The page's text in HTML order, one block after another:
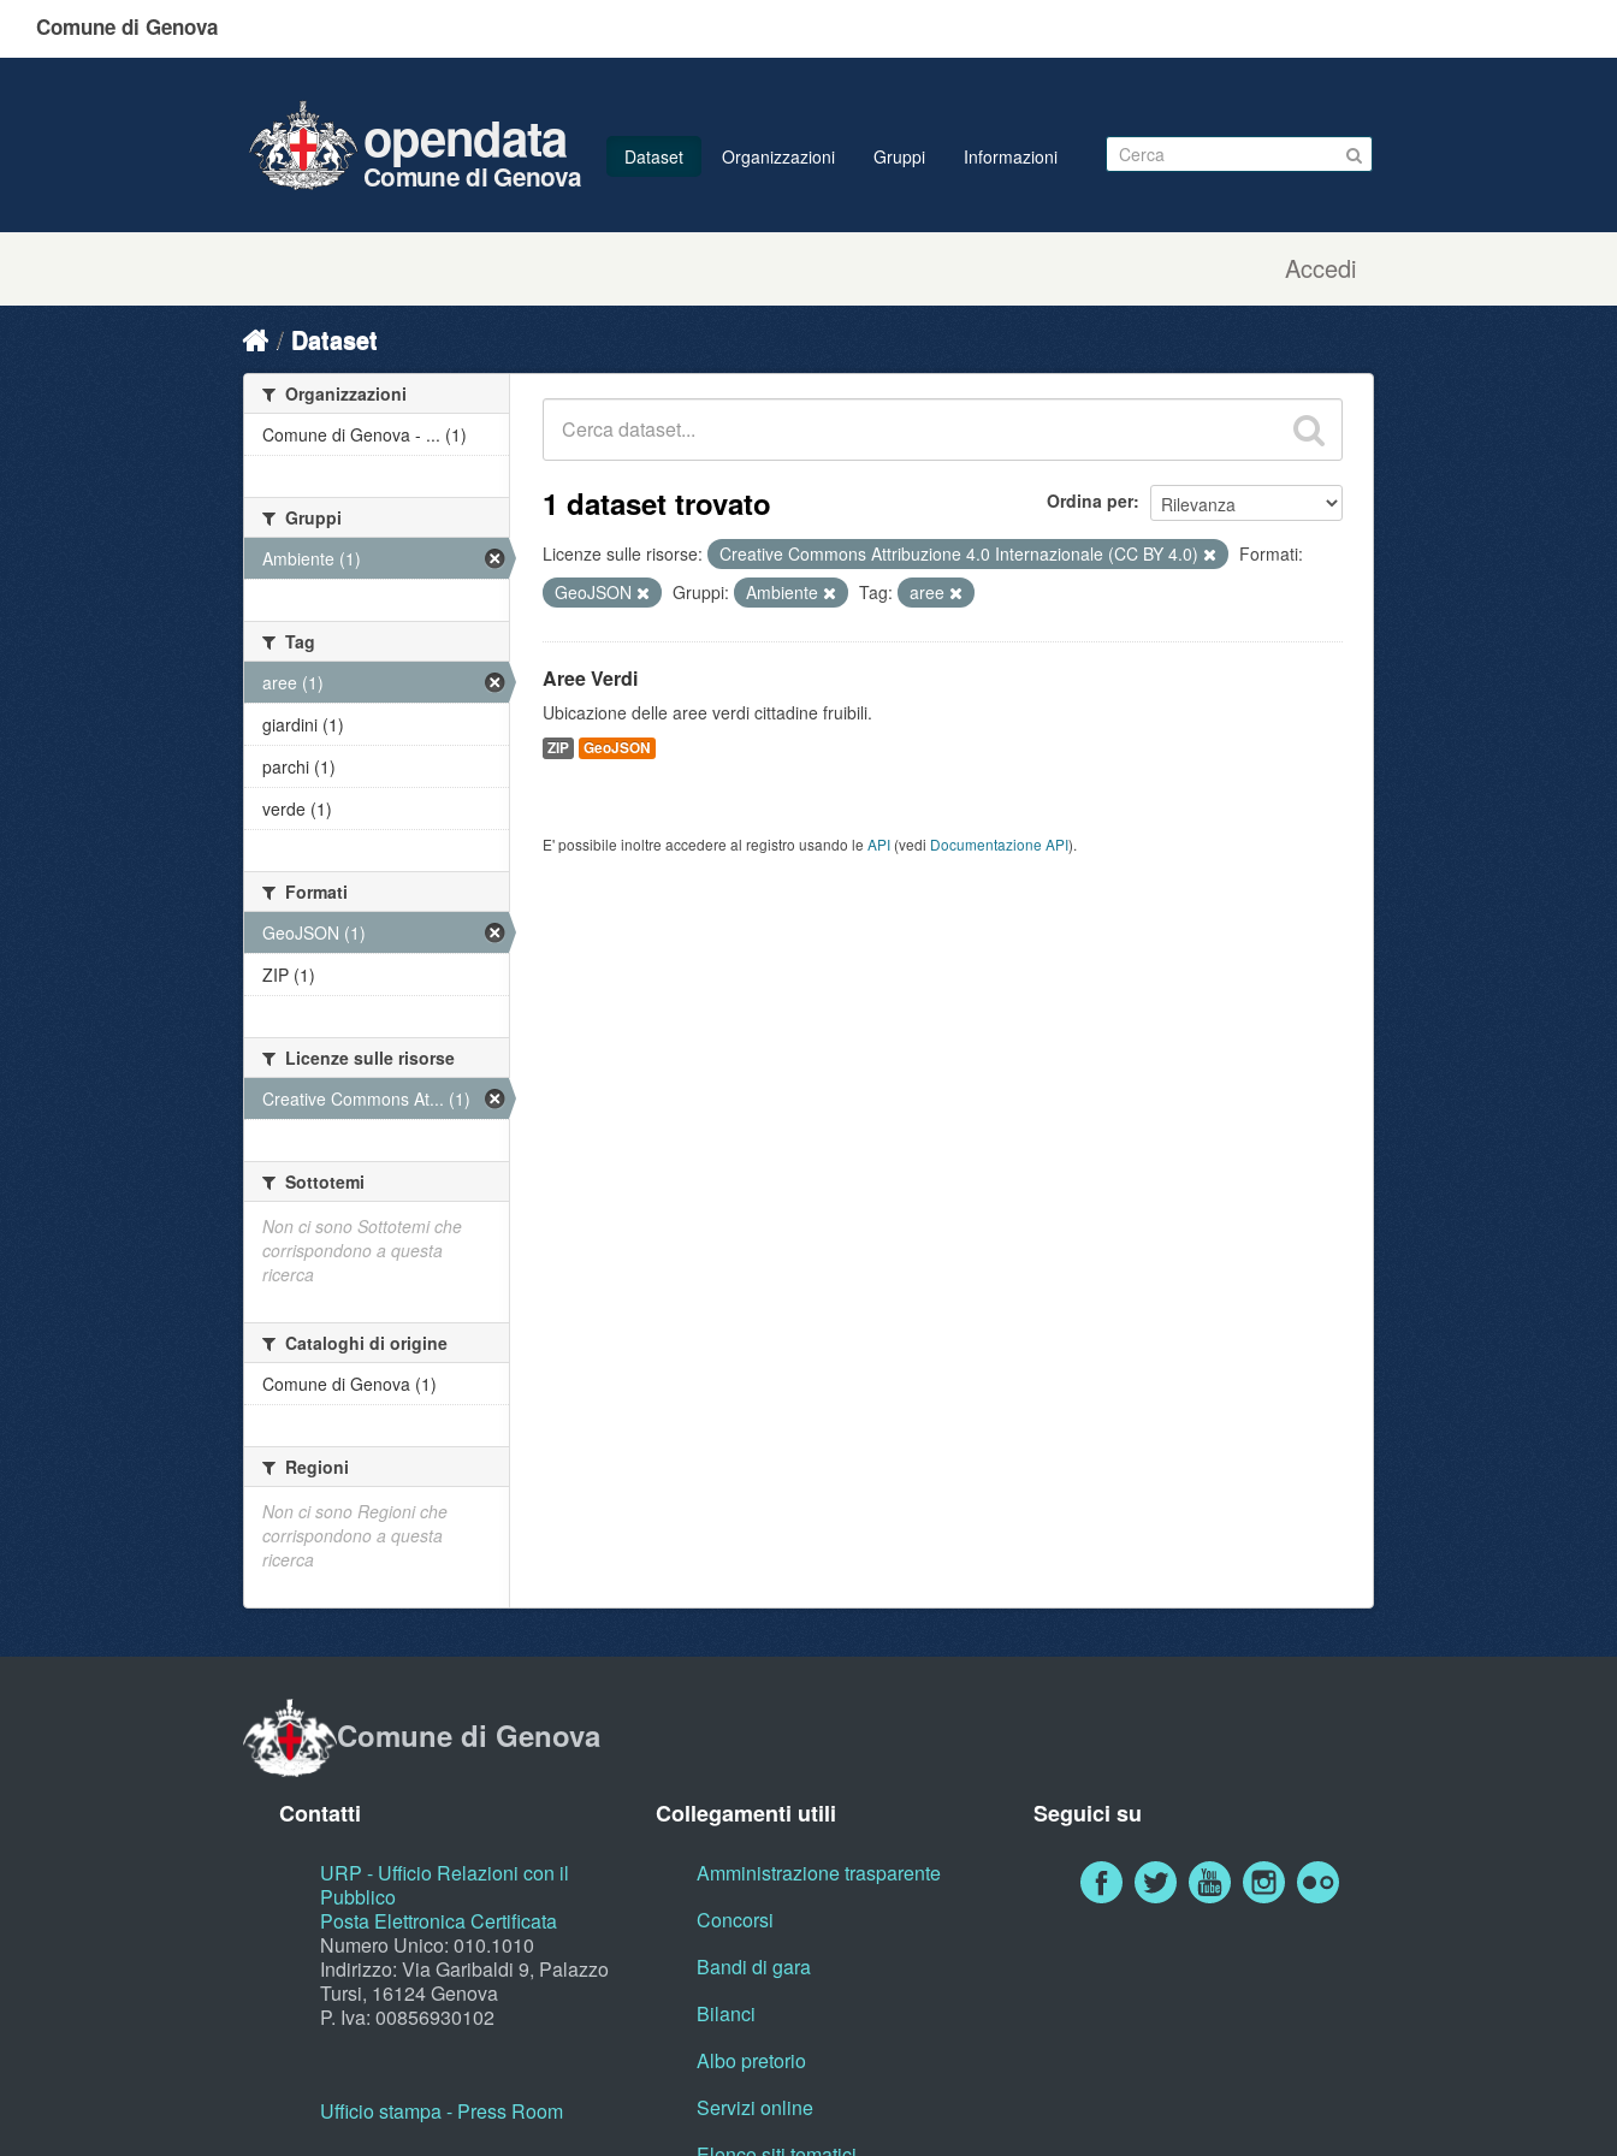
Comune di Genova
Accedi
opendata
Comune di Genova
Dataset Organizzazioni Gruppi Informazioni
Dataset
Ordina per
1 dataset trovato
Licenze sulle risorse: Creative Commons Attribuzione 4.0 Internazionale (CC BY 4.0)
Formati:
GeoJSON
Gruppi: Ambiente Tag: aree
Aree Verdi
Ubicazione delle aree verdi cittadine fruibili.
ZIP GeoJSON
E' possibile inoltre accedere al registro usando le API (vedi Documentazione API).
Organizzazioni
Comune di Genova - ... (1)
Gruppi
Ambiente (1)
Tag
aree (1)
giardini (1)
parchi (1)
verde (1)
Formati
GeoJSON (1)
ZIP (1)
Licenze sulle risorse
Creative Commons At... (1)
Sottotemi
Non ci sono Sottotemi che
corrispondono a questa
ricerca
Cataloghi di origine
Comune di Genova (1)
Regioni
Non ci sono Regioni che
corrispondono a questa
ricerca
Comune di Genova
Contatti
URP - Ufficio Relazioni con il
Pubblico
Posta Elettronica Certificata
Numero Unico: 010.1010
Indirizzo: Via Garibaldi 9, Palazzo
Tursi, 16124 Genova
P. Iva: 00856930102
Ufficio stampa - Press Room
Collegamenti utili
Amministrazione trasparente
Concorsi
Bandi di gara
Bilanci
Albo pretorio
Servizi online
Seguici su